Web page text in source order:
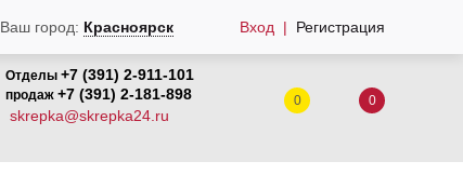
Ваш город: Красноярск Вход Регистрация
Отделы +7 (391) 2-911-101
продаж +7 (391) 2-181-898
skrepka@skrepka24.ru
0 0